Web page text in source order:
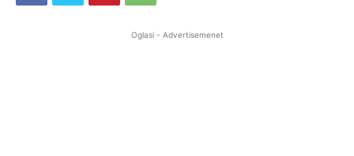
Oglasi - Advertisemenet